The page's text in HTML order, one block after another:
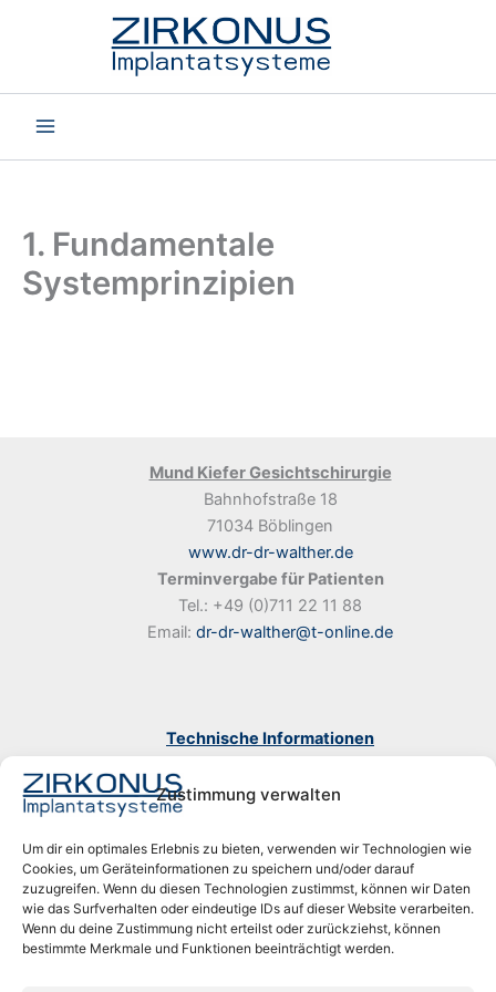
Zustimmung verwalten
Um dir ein optimales Erlebnis zu bieten, verwenden wir Technologien wie
Cookies, um Geräteinformationen zu speichern und/oder darauf
zuzugreifen. Wenn du diesen Technologien zustimmst, können wir Daten
wie das Surfverhalten oder eindeutige IDs auf dieser Website verarbeiten.
Wenn du deine Zustimmung nicht erteilst oder zurückziehst, können
bestimmte Merkmale und Funktionen beeinträchtigt werden.
1. Fundamentale
Systemprinzipien
Mund Kiefer Gesichtschirurgie
Bahnhofstraße 18
71034 Böblingen
www.dr-dr-walther.de
Terminvergabe für Patienten
Tel.: +49 (0)711 22 11 88
Email: dr-dr-walther@t-online.de
Technische Informationen
Tel.: +49 (0)711 305 329 – 14
Email: